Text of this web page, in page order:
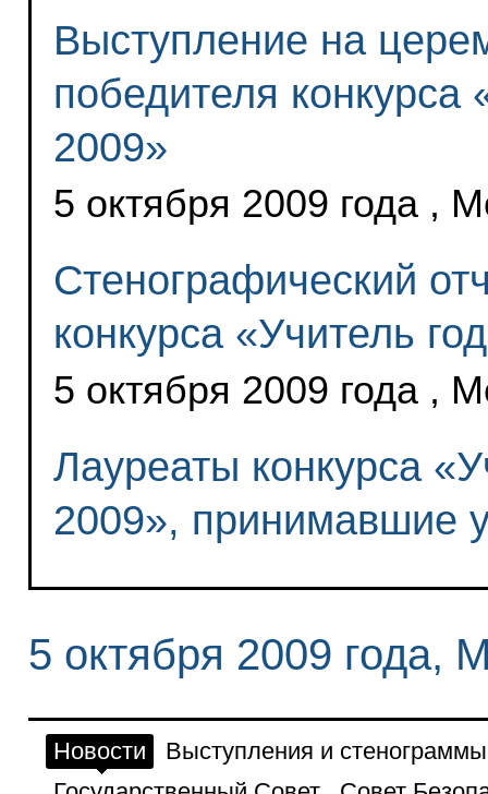
Выступление на
победителя конкурса
2009»
5 октября 2009 года ,
Стенографический
конкурса «Учитель
5 октября 2009 года ,
Лауреаты конкурса
2009», принимавшие
5 октября 2009 года,
Новости
Выступления и стенограммы